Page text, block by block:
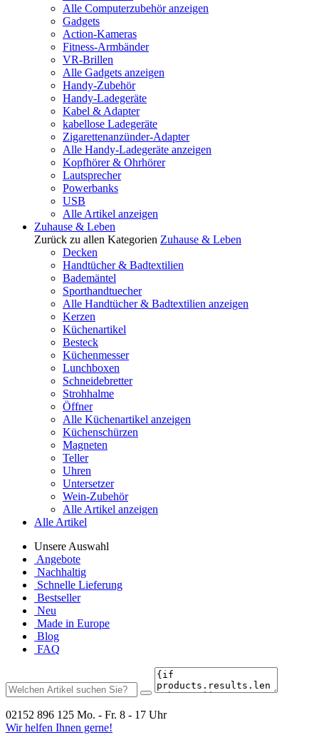
Alle Computerzubehör anzeigen
Gadgets
Action-Kameras
Fitness-Armbänder
VR-Brillen
Alle Gadgets anzeigen
Handy-Zubehör
Handy-Ladegeräte
Kabel & Adapter
kabellose Ladegeräte
Zigarettenanzünder-Adapter
Alle Handy-Ladegeräte anzeigen
Kopfhörer & Ohrhörer
Lautsprecher
Powerbanks
USB
Alle Artikel anzeigen
Zuhause & Leben
Zurück zu allen Kategorien Zuhause & Leben
Decken
Handtücher & Badtextilien
Bademäntel
Sporthandtuecher
Alle Handtücher & Badtextilien anzeigen
Kerzen
Küchenartikel
Besteck
Küchenmesser
Lunchboxen
Schneidebretter
Strohhalme
Öffner
Alle Küchenartikel anzeigen
Küchenschürzen
Magneten
Teller
Uhren
Untersetzer
Wein-Zubehör
Alle Artikel anzeigen
Alle Artikel
Unsere Auswahl
Angebote
Nachhaltig
Schnelle Lieferung
Bestseller
Neu
Made in Europe
Blog
FAQ
02152 896 125 Mo. - Fr. 8 - 17 Uhr
Wir helfen Ihnen gerne!